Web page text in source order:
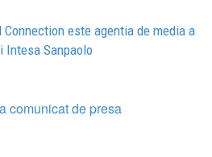
Connection este agentia de media a
Intesa Sanpaolo
comunicat de presa